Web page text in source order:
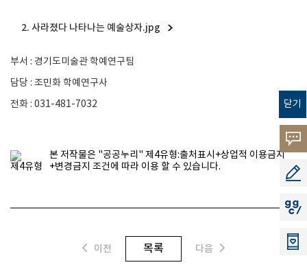
닫기
고객의
소리
공모
지지
2. 사라졌다 나타나는 예술상자.jpg
부서 : 경기도미술관 학예연구팀
담당 : 조민화 학예연구사
전화: 031-481-7032
본 저작물은 "공공누리" 제4유형:출처표시+상업적 이용금지
+변경금지 조건에 따라 이용 할 수 있습니다.
이전 목록 다음